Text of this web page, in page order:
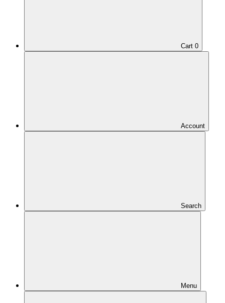
Cart 0
Account
Search
Menu